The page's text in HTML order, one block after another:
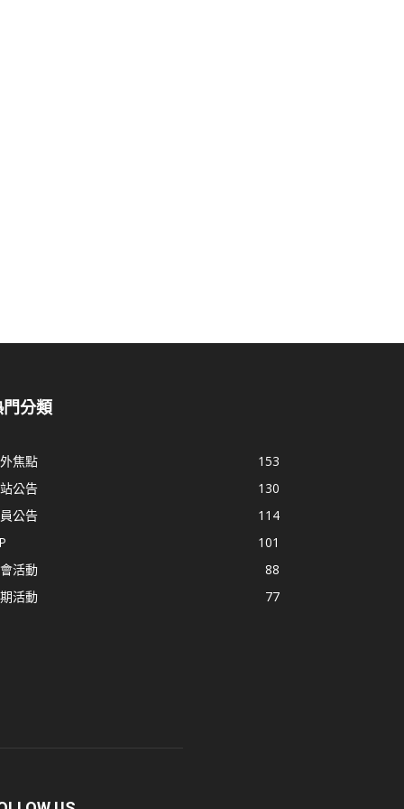
門分類
焦點
153
公告
130
公告
114
101
活動
88
活動
77